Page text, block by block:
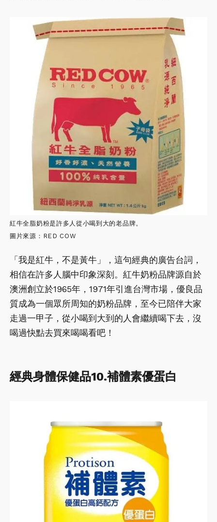
紅牛全脂奶粉是許多人從小喝到大的老品牌。
圖片來源：RED COW
「我是紅牛，不是黃牛」，這句經典的廣告台詞，
相信在許多人腦中印象深刻。紅牛奶粉品牌源自於
澳洲創立於1965年，1971年引進台灣市場，優良品
質成為一個眾所周知的奶粉品牌，至今已陪伴大家
走過一甲子，從小喝到大到的人會繼續喝下去，沒
喝過快點去買來喝喝看吧！
經典身體保健品10.補體素優蛋白